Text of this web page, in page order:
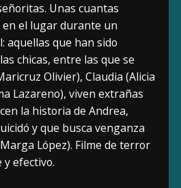
Unas cuantas
el lugar durante un
aquellas que han sido
chicas, entre las que se
Olivier), Claudia (Alicia
Lazareno), viven extrañas
la historia de Andrea,
y que busca venganza
López). Filme de terror
y efectivo.